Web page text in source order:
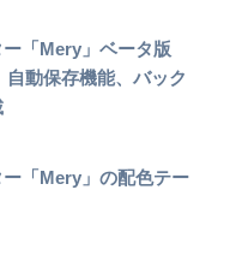
「Mery」ベータ版
自動保存機能、バック
「Mery」の配色テー